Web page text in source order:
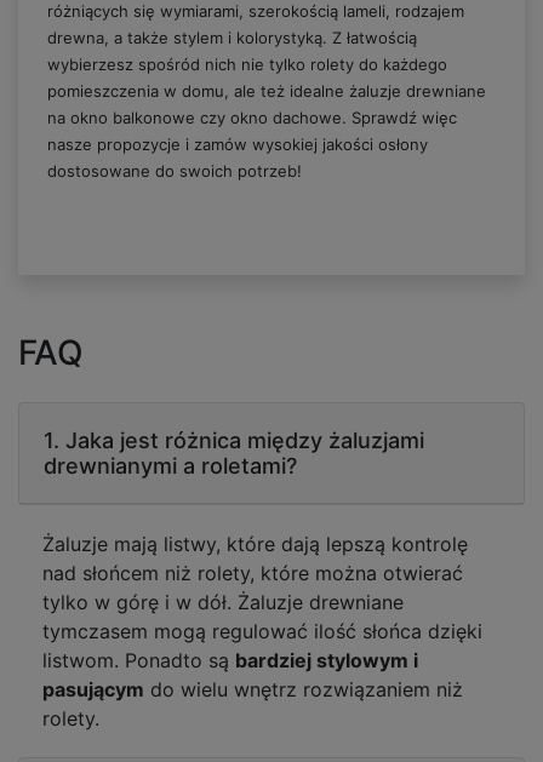
różniących się wymiarami, szerokością lameli, rodzajem
drewna, a także stylem i kolorystyką. Z łatwością
wybierzesz spośród nich nie tylko rolety do każdego
pomieszczenia w domu, ale też idealne żaluzje drewniane
na okno balkonowe czy okno dachowe. Sprawdź więc
nasze propozycje i zamów wysokiej jakości osłony
dostosowane do swoich potrzeb!
FAQ
1. Jaka jest różnica między żaluzjami
drewnianymi a roletami?
Żaluzje mają listwy, które dają lepszą kontrolę
nad słońcem niż rolety, które można otwierać
tylko w górę i w dół. Żaluzje drewniane
tymczasem mogą regulować ilość słońca dzięki
listwom. Ponadto są bardziej stylowym i
pasującym do wielu wnętrz rozwiązaniem niż
rolety.